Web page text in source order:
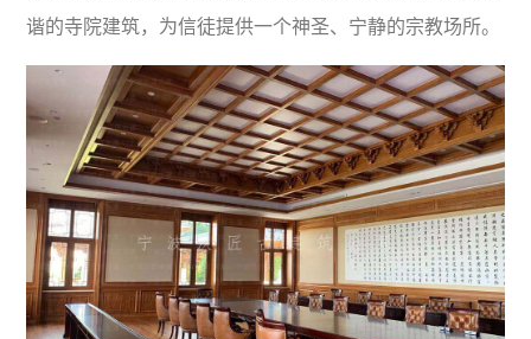
谐的寺院建筑，为信徒提供一个神圣、宁静的宗教场所。